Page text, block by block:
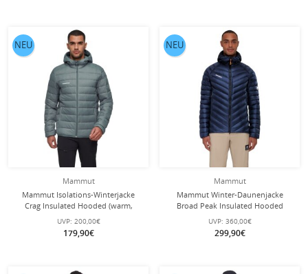
Mammut
Mammut Isolations-Winterjacke
Crag Insulated Hooded (warm,
leicht) grau Herren
UVP: 200,00€
179,90€
NEU
Mammut
Mammut Winter-Daunenjacke
Broad Peak Insulated Hooded
(wärmend dank Daunenfüllung)
2025 marineblau Herren
UVP: 360,00€
299,90€
NEU